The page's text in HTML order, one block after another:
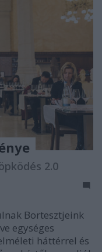
2.0
Bortesztjeink
egységes
háttérrel és